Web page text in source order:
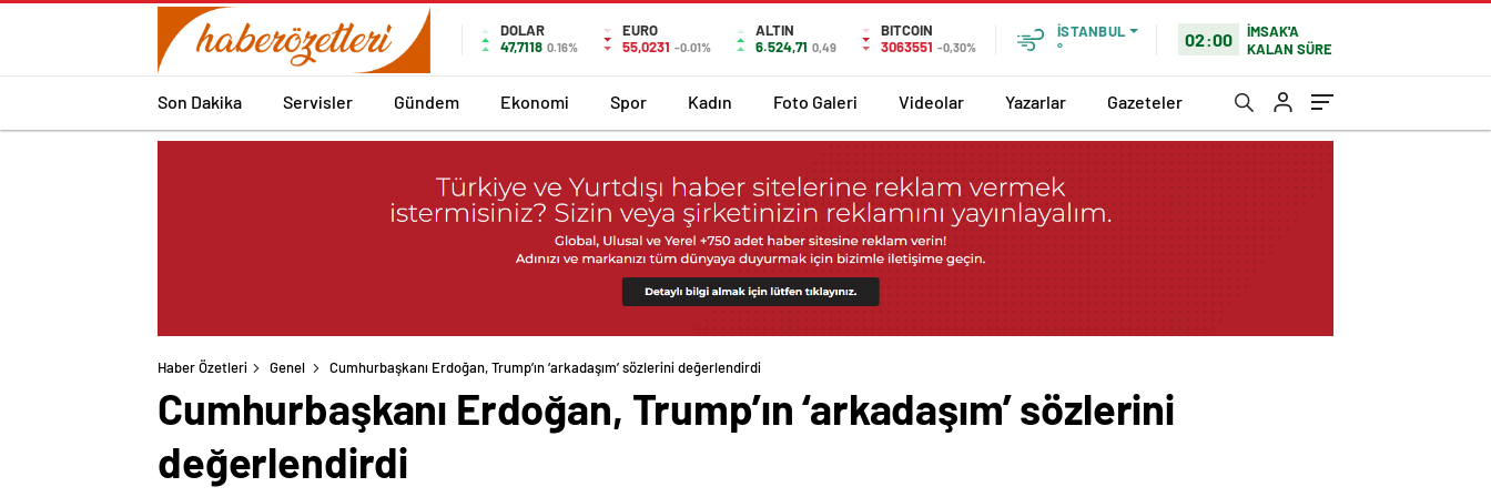
DOLAR
47,7118 0.16%
EURO
55,0231 -0.01%
ALTIN
6.524,71 0,49
BITCOIN
3063551 -0,30%
İSTANBUL
°
02:00
İMSAK'A
KALAN SÜRE
Son Dakika Servisler Gündem Ekonomi Spor Kadın Foto Galeri Videolar Yazarlar Gazeteler
Haber Özetleri Genel Cumhurbaşkanı Erdoğan, Trump’ın ‘arkadaşım’ sözlerini değerlendirdi
Cumhurbaşkanı Erdoğan, Trump’ın ‘arkadaşım’ sözlerini
değerlendirdi